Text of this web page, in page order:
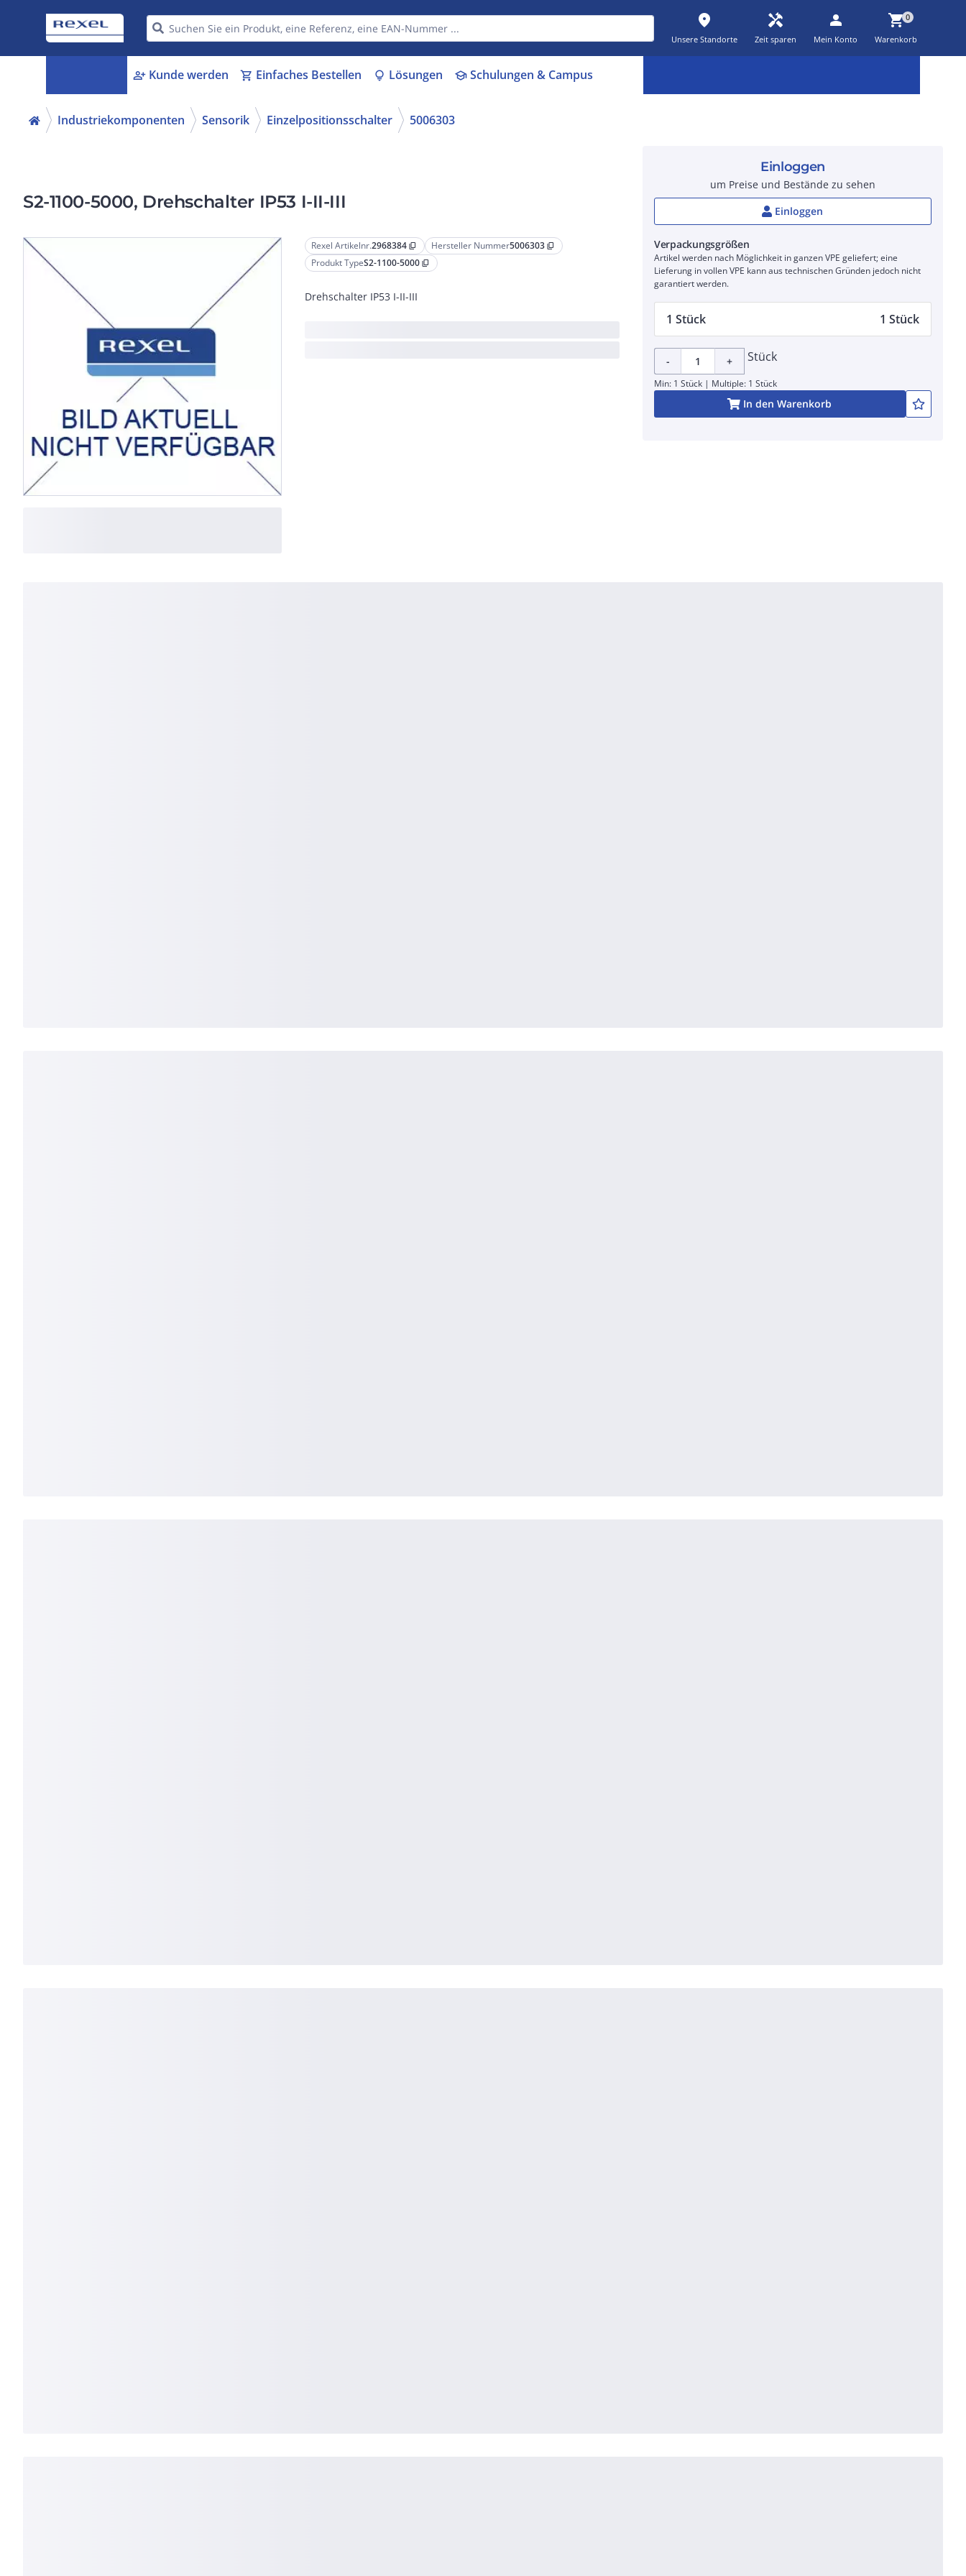
place
Unsere Standorte
handyman
Zeit sparen
person
Mein Konto
shopping_cart0
Warenkorb
person_add Kunde werden shopping_cart Einfaches Bestellen lightbulb Lösungen schoolSchulungen & Campus
Industriekomponenten Sensorik Einzelpositionsschalter 5006303
S2-1100-5000, Drehschalter IP53 I-II-III
Rexel Artikelnr.2968384 content_copy Hersteller Nummer5006303 content_copy
Produkt TypeS2-1100-5000 content_copy
Drehschalter IP53 I-II-III
Einloggen
um Preise und Bestände zu sehen
Einloggen
Verpackungsgrößen
Artikel werden nach Möglichkeit in ganzen VPE geliefert; eine
Lieferung in vollen VPE kann aus technischen Gründen jedoch nicht
garantiert werden.
1 Stück 1 Stück
- + Stück
Min: 1 Stück | Multiple: 1 Stück
In den Warenkorb